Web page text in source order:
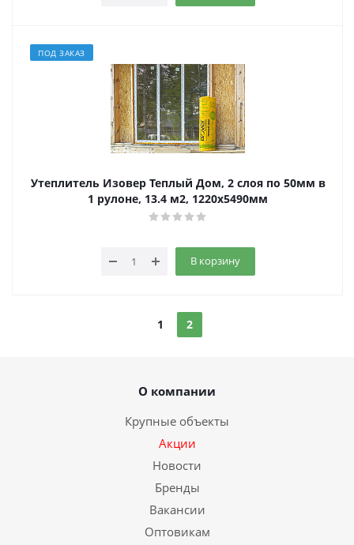
ПОД ЗАКАЗ
Утеплитель Изовер Теплый Дом, 2 слоя по 50мм в
1 рулоне, 13.4 м2, 1220х5490мм
В корзину
1 2
О компании
Крупные объекты
Акции
Новости
Бренды
Вакансии
Оптовикам